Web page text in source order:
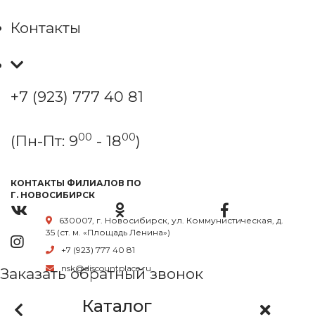
Контакты
+7 (923) 777 40 81
(Пн-Пт: 900 - 1800)
КОНТАКТЫ ФИЛИАЛОВ ПО
Г. НОВОСИБИРСК
630007, г. Новосибирск, ул. Коммунистическая, д.
35 (ст. м. «Площадь Ленина»)
+7 (923) 777 40 81
nsk@discountplace.ru
Заказать обратный звонок
Каталог